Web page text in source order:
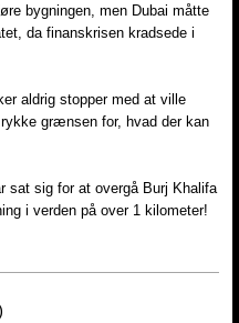
bygningen, men Dubai måtte
da finanskrisen kradsede i
aldrig stopper med at ville
grænsen for, hvad der kan
sat sig for at overgå Burj Khalifa
i verden på over 1 kilometer!